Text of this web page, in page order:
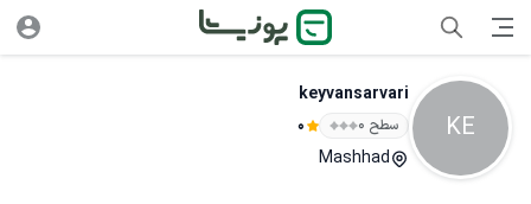
KE
keyvansarvari
سطح ۰ 0
Mashhad